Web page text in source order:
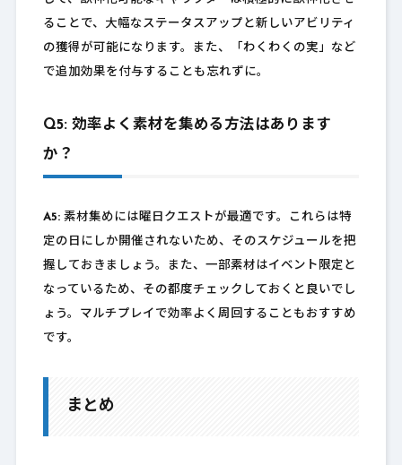
ることで、大幅なステータスアップと新しいアビリティ
の獲得が可能になります。また、「わくわくの実」など
で追加効果を付与することも忘れずに。
Q5: 効率よく素材を集める方法はあります
か？
A5:素材集めには曜日クエストが最適です。これらは特
定の日にしか開催されないため、そのスケジュールを把
握しておきましょう。また、一部素材はイベント限定と
なっているため、その都度チェックしておくと良いでし
ょう。マルチプレイで効率よく周回することもおすすめ
です。
まとめ